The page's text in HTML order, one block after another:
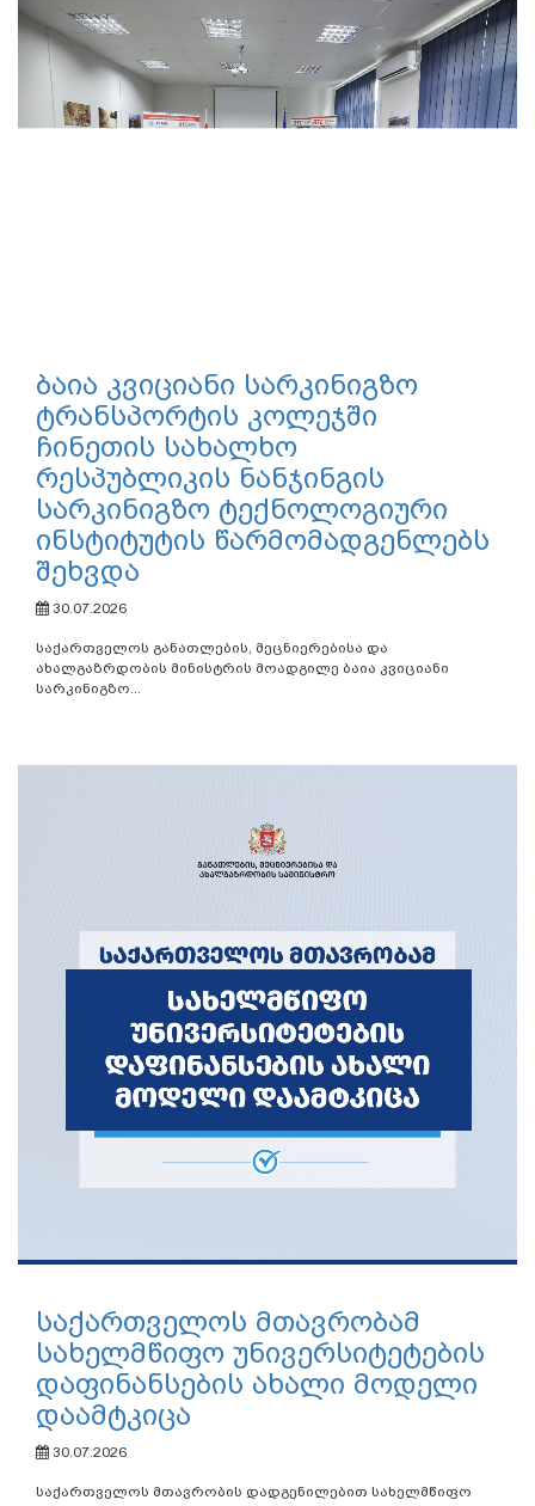
ბაია კვიციანი სარკინიგზო
ტრანსპორტის კოლეჯში
ჩინეთის სახალხო
რესპუბლიკის ნანჯინგის
სარკინიგზო ტექნოლოგიური
ინსტიტუტის წარმომადგენლებს
შეხვდა
30.07.2026
საქართველოს განათლების, მეცნიერებისა და
ახალგაზრდობის მინისტრის მოადგილე ბაია კვიციანი
სარკინიგზო...
საქართველოს მთავრობამ
სახელმწიფო უნივერსიტეტების
დაფინანსების ახალი მოდელი
დაამტკიცა
30.07.2026
საქართველოს მთავრობის დადგენილებით სახელმწიფო